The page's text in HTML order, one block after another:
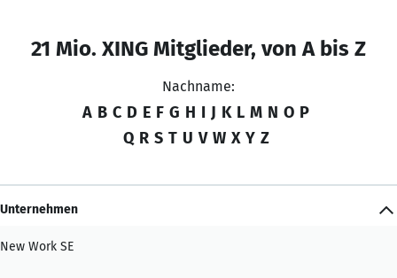
21 Mio. XING Mitglieder, von A bis Z
Nachname:
A B C D E F G H I J K L M N O P
Q R S T U V W X Y Z
Unternehmen
New Work SE